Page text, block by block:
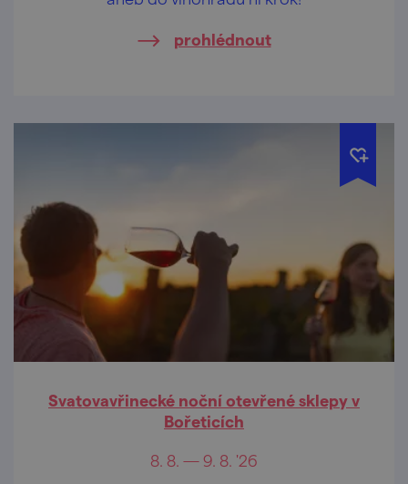
prohlédnout
Svatovavřinecké noční otevřené sklepy v
Bořeticích
8. 8. — 9. 8. '26